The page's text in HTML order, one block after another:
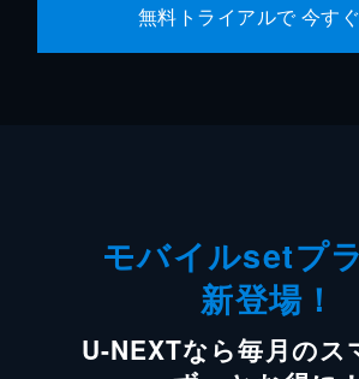
無料トライアルで 今す
モバイルsetプ
新登場！
U-NEXTなら毎月のス